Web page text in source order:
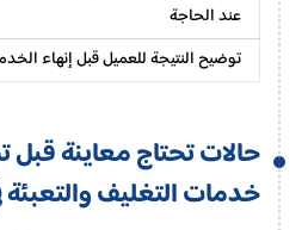
عند الحاجة
توضيح النتيجة للعميل قبل إنهاء
حالات تحتاج معاينة
خدمات التغليف والتعبئة